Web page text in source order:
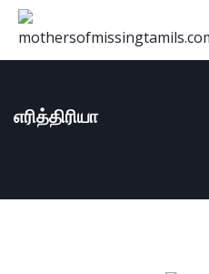
எரித்திரியா